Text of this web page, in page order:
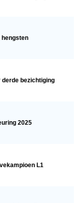
derde bezichtiging
2025
L1